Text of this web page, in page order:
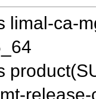
limal-ca-